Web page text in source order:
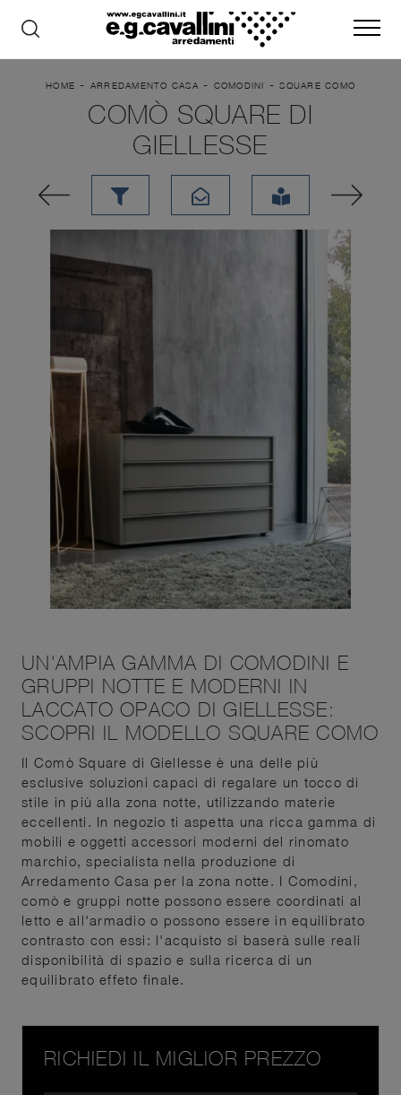
HOME - ARREDAMENTO CASA - COMODINI -SQUARE COMO
COMÒ SQUARE DI
GIELLESSE
UN'AMPIA GAMMA DI COMODINI E
GRUPPI NOTTE E MODERNI IN
LACCATO OPACO DI GIELLESSE:
SCOPRI IL MODELLO SQUARE COMO
Il Comò Square di Giellesse è una delle più
esclusive soluzioni capaci di regalare un tocco di
stile in più alla zona notte, utilizzando materie
eccellenti. In negozio ti aspetta una ricca gamma di
mobili e oggetti accessori moderni del rinomato
marchio, specialista nella produzione di
Arredamento Casa per la zona notte. I Comodini,
comò e gruppi notte possono essere coordinati al
letto e all'armadio o possono essere in equilibrato
contrasto con essi: l'acquisto si baserà sulle reali
disponibilità di spazio e sulla ricerca di un
equilibrato effeto finale.
RICHIEDI IL MIGLIOR PREZZO